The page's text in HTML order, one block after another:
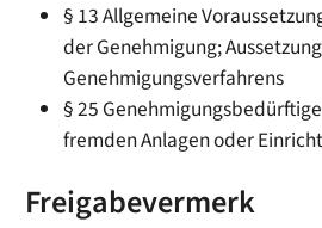
§ 13 Allgemeine
der Genehmigung;
Genehmigungsverfahrens
§ 25
fremden Anlagen oder
Freigabevermerk